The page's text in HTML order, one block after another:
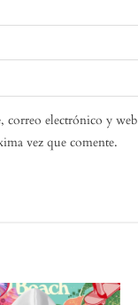
correo electrónico y web
vez que comente.